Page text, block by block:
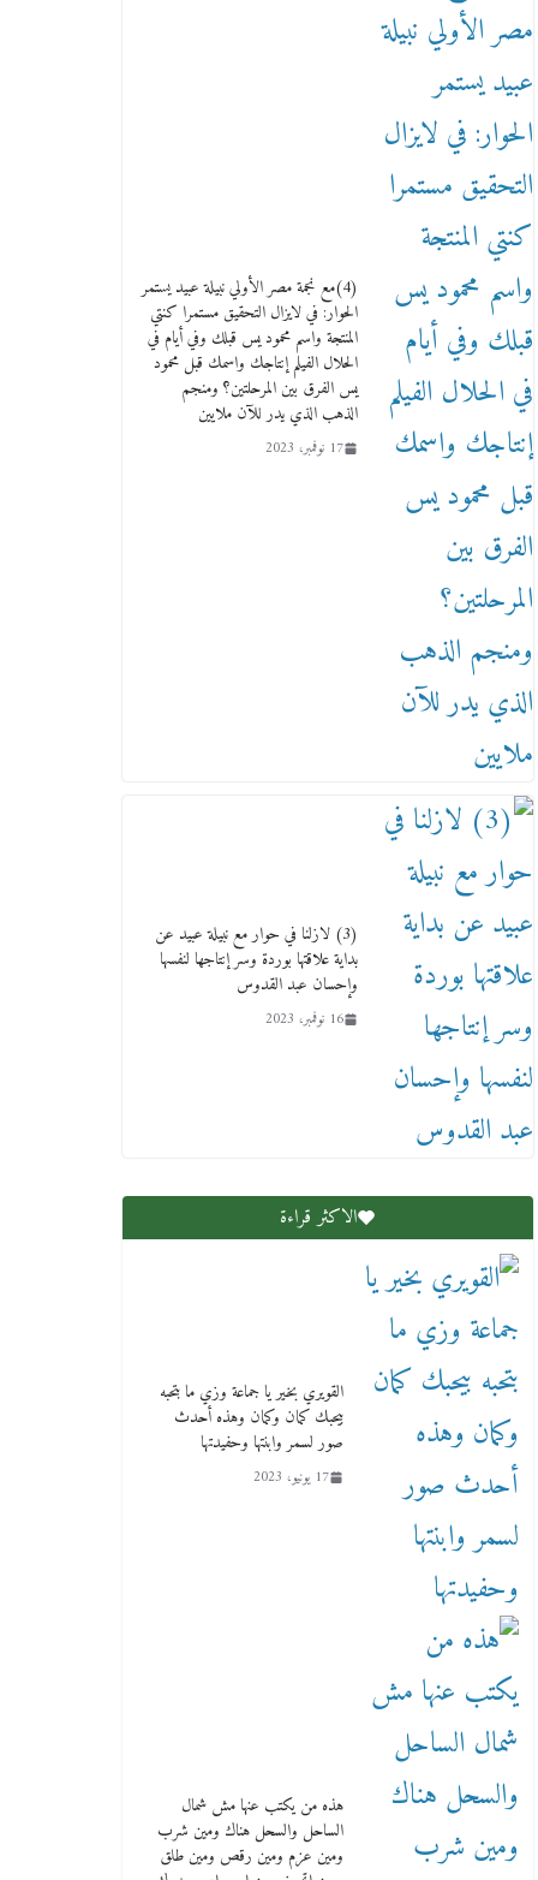
(4)مع نجمة مصر الأولي نبيلة عبيد يستمر
الحوار: في لايزال التحقيق مستمرا كنتي
المنتجة واسم محمود يس قبلك وفي أيام في
الحلال الفيلم إنتاجك واسمك قبل محمود
يس الفرق بين المرحلتين؟ ومنجم
الذهب الذي يدر للآن ملايين
17 نوفمبر، 2023
(3) لازلنا في حوار مع نبيلة عبيد عن
بداية علاقتها بوردة وسر إنتاجها لنفسها
وإحسان عبد القدوس
16 نوفمبر، 2023
الاكثر قراءة
القويري بخير يا جماعة وزي ما بتحبه
بيحبك كمان وكمان وهذه أحدث
صور لسمر وابنتها وحفيدتها
17 يونيو، 2023
هذه من يكتب عنها مش شمال
الساحل والسحل هناك ومين شرب
ومين عزم ومين رقص ومين طلق